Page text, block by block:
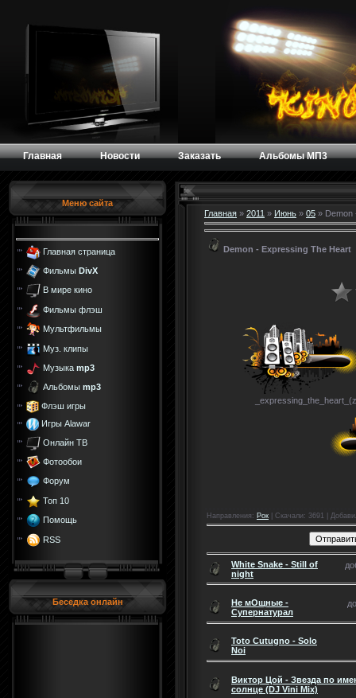
Главная Новости Заказать Альбомы МП3
Меню сайта
Главная страница
Фильмы DivX
В мире кино
Фильмы флэш
Мультфильмы
Муз. клипы
Музыка mp3
Альбомы mp3
Флэш игры
Игры Alawar
Онлайн ТВ
Фотообои
Форум
Топ 10
Помощь
RSS
Беседка онлайн
Главная » 2011 » Июнь » 05 » Demon
Demon - Expressing The Heart
Направления : Рок Скачали: 3691 |
White Snake - Still of
night
Не мОщные -
Супернатурал
Toto Cutugno - Solo
Noi
Виктор Цой - Звезда по
солнце (DJ Vini Mix)